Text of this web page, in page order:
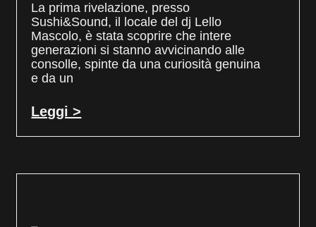
La prima rivelazione, presso
Sushi&Sound, il locale del dj Lello
Mascolo, è stata scoprire che intere
generazioni si stanno avvicinando alle
consolle, spinte da una curiosità genuina
e da un
Leggi >